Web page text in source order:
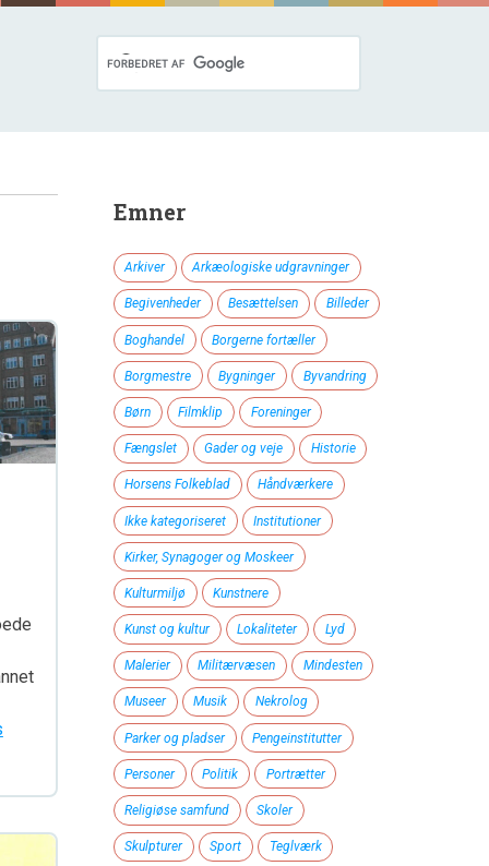
Emner
Arkiver Arkæologiske udgravninger
Begivenheder Besættelsen Billeder
Boghandel Borgerne fortæller
Borgmestre Bygninger Byvandring
Børn Filmklip Foreninger
Fængslet Gader og veje Historie
Horsens Folkeblad Håndværkere
Ikke kategoriseret Institutioner
Kirker, Synagoger og Moskeer
Kulturmiljø Kunstnere
Kunst og kultur Lokaliteter Lyd
Malerier Militærvæsen Mindesten
Museer Musik Nekrolog
Parker og pladser Pengeinstitutter
Personer Politik Portrætter
Religiøse samfund Skoler
Skulpturer Sport Teglværk